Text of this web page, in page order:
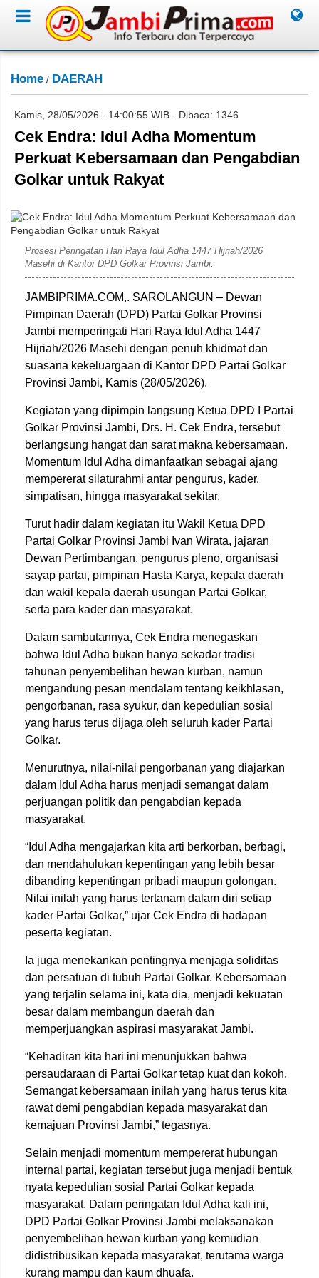
Home / DAERAH
Kamis, 28/05/2026 - 14:00:55 WIB - Dibaca: 1346
Cek Endra: Idul Adha Momentum
Perkuat Kebersamaan dan Pengabdian
Golkar untuk Rakyat
Prosesi Peringatan Hari Raya Idul Adha 1447 Hijriah/2026
Masehi di Kantor DPD Golkar Provinsi Jambi.
JAMBIPRIMA.COM,. SAROLANGUN – Dewan
Pimpinan Daerah (DPD) Partai Golkar Provinsi
Jambi memperingati Hari Raya Idul Adha 1447
Hijriah/2026 Masehi dengan penuh khidmat dan
suasana kekeluargaan di Kantor DPD Partai Golkar
Provinsi Jambi, Kamis (28/05/2026).
Kegiatan yang dipimpin langsung Ketua DPD I Partai
Golkar Provinsi Jambi, Drs. H. Cek Endra, tersebut
berlangsung hangat dan sarat makna kebersamaan.
Momentum Idul Adha dimanfaatkan sebagai ajang
mempererat silaturahmi antar pengurus, kader,
simpatisan, hingga masyarakat sekitar.
Turut hadir dalam kegiatan itu Wakil Ketua DPD
Partai Golkar Provinsi Jambi Ivan Wirata, jajaran
Dewan Pertimbangan, pengurus pleno, organisasi
sayap partai, pimpinan Hasta Karya, kepala daerah
dan wakil kepala daerah usungan Partai Golkar,
serta para kader dan masyarakat.
Dalam sambutannya, Cek Endra menegaskan
bahwa Idul Adha bukan hanya sekadar tradisi
tahunan penyembelihan hewan kurban, namun
mengandung pesan mendalam tentang keikhlasan,
pengorbanan, rasa syukur, dan kepedulian sosial
yang harus terus dijaga oleh seluruh kader Partai
Golkar.
Menurutnya, nilai-nilai pengorbanan yang diajarkan
dalam Idul Adha harus menjadi semangat dalam
perjuangan politik dan pengabdian kepada
masyarakat.
“Idul Adha mengajarkan kita arti berkorban, berbagi,
dan mendahulukan kepentingan yang lebih besar
dibanding kepentingan pribadi maupun golongan.
Nilai inilah yang harus tertanam dalam diri setiap
kader Partai Golkar,” ujar Cek Endra di hadapan
peserta kegiatan.
Ia juga menekankan pentingnya menjaga soliditas
dan persatuan di tubuh Partai Golkar. Kebersamaan
yang terjalin selama ini, kata dia, menjadi kekuatan
besar dalam membangun daerah dan
memperjuangkan aspirasi masyarakat Jambi.
“Kehadiran kita hari ini menunjukkan bahwa
persaudaraan di Partai Golkar tetap kuat dan kokoh.
Semangat kebersamaan inilah yang harus terus kita
rawat demi pengabdian kepada masyarakat dan
kemajuan Provinsi Jambi,” tegasnya.
Selain menjadi momentum mempererat hubungan
internal partai, kegiatan tersebut juga menjadi bentuk
nyata kepedulian sosial Partai Golkar kepada
masyarakat. Dalam peringatan Idul Adha kali ini,
DPD Partai Golkar Provinsi Jambi melaksanakan
penyembelihan hewan kurban yang kemudian
didistribusikan kepada masyarakat, terutama warga
kurang mampu dan kaum dhuafa.